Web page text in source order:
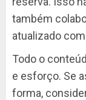
também
atualizado
Todo o
e esforço. Se
forma,